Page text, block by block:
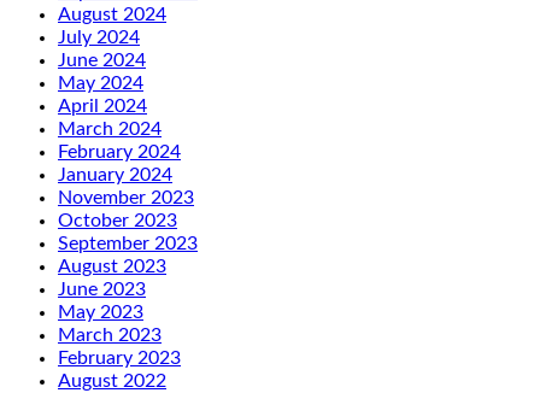
August 2024
July 2024
June 2024
May 2024
April 2024
March 2024
February 2024
January 2024
November 2023
October 2023
September 2023
August 2023
June 2023
May 2023
March 2023
February 2023
August 2022